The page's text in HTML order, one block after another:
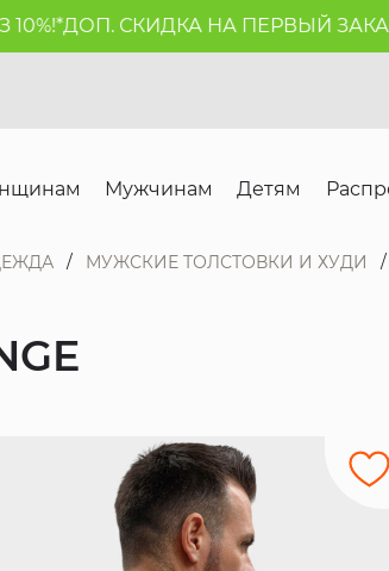
ДОП. СКИДКА НА ПЕРВЫЙ ЗАКАЗ
Мужчинам Детям
МУЖСКИЕ ТОЛСТОВКИ И ХУДИ